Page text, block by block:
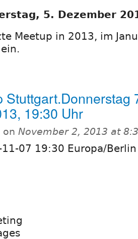
5. Dezember
Meetup in 2013, im
Stuttgart.Donnerstag
19:30 Uhr
on November 2, 2013 at
07 19:30 Europa/Berlin